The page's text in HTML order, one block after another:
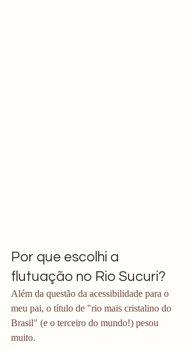
Por que escolhi a
flutuação no Rio Sucuri?
Além da questão da acessibilidade para o
meu pai, o título de "rio mais cristalino do
Brasil" (e o terceiro do mundo!) pesou
muito.